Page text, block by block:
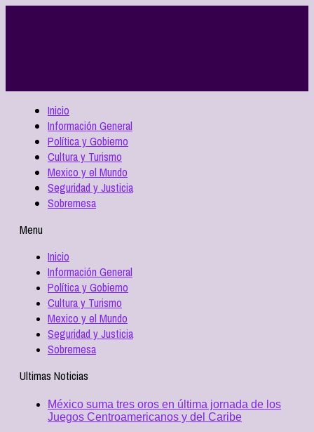
Inicio
Información General
Política y Gobierno
Cultura y Turismo
Mexico y el Mundo
Seguridad y Justicia
Sobremesa
Menu
Inicio
Información General
Política y Gobierno
Cultura y Turismo
Mexico y el Mundo
Seguridad y Justicia
Sobremesa
Ultimas Noticias
México suma tres oros en última jornada de los
Juegos Centroamericanos y del Caribe